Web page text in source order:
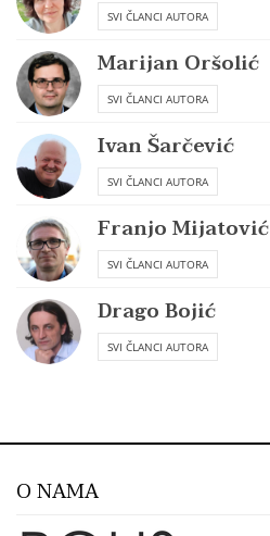
SVI ČLANCI AUTORA
Marijan Oršolić
SVI ČLANCI AUTORA
Ivan Šarčević
SVI ČLANCI AUTORA
Franjo Mijatović
SVI ČLANCI AUTORA
Drago Bojić
SVI ČLANCI AUTORA
O NAMA